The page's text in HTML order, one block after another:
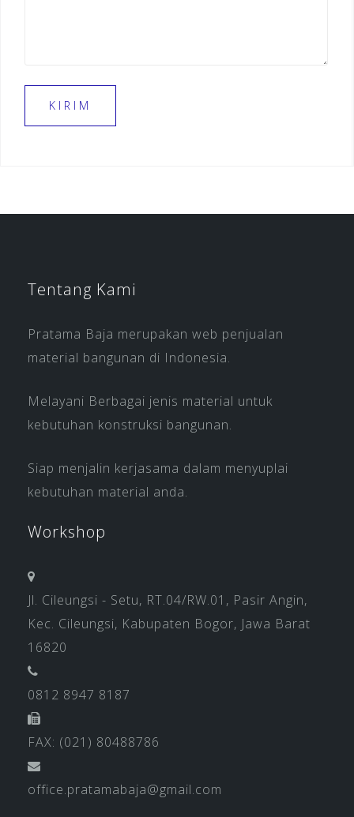
Tentang Kami
Pratama Baja merupakan web penjualan
material bangunan di Indonesia.
Melayani Berbagai jenis material untuk
kebutuhan konstruksi bangunan.
Siap menjalin kerjasama dalam menyuplai
kebutuhan material anda.
Workshop
Jl. Cileungsi - Setu, RT.04/RW.01, Pasir Angin,
Kec. Cileungsi, Kabupaten Bogor, Jawa Barat
16820
0812 8947 8187
FAX: (021) 80488786
office.pratamabaja@gmail.com